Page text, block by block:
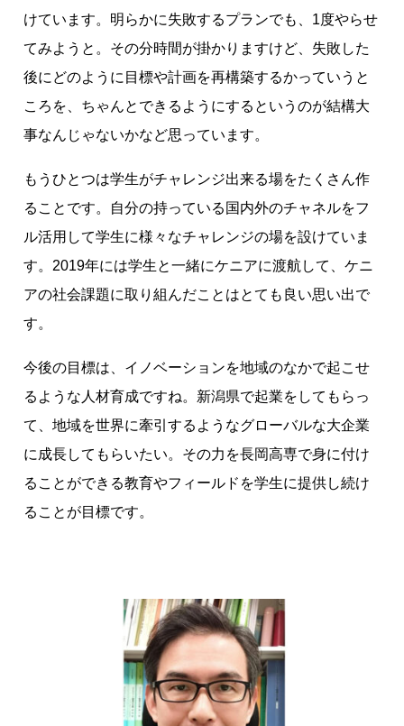
けています。明らかに失敗するプランでも、1度やらせ
てみようと。その分時間が掛かりますけど、失敗した
後にどのように目標や計画を再構築するかっていうと
ころを、ちゃんとできるようにするというのが結構大
事なんじゃないかなど思っています。
もうひとつは学生がチャレンジ出来る場をたくさん作
ることです。自分の持っている国内外のチャネルをフ
ル活用して学生に様々なチャレンジの場を設けていま
す。2019年には学生と一緒にケニアに渡航して、ケニ
アの社会課題に取り組んだことはとても良い思い出で
す。
今後の目標は、イノベーションを地域のなかで起こせ
るような人材育成ですね。新潟県で起業をしてもらっ
て、地域を世界に牽引するようなグローバルな大企業
に成長してもらいたい。その力を長岡高専で身に付け
ることができる教育やフィールドを学生に提供し続け
ることが目標です。